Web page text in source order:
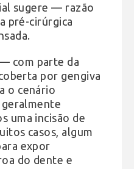
sugere — razão
pré-cirúrgica
com parte da
por gengiva
o cenário
uma incisão de
casos, algum
expor
do dente e